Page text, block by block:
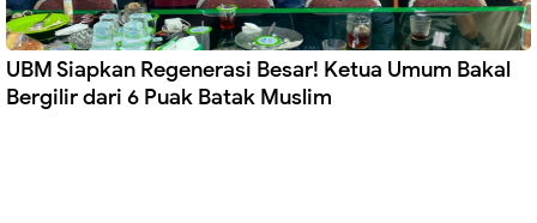
UBM Siapkan Regenerasi Besar! Ketua Umum Bakal
Bergilir dari 6 Puak Batak Muslim